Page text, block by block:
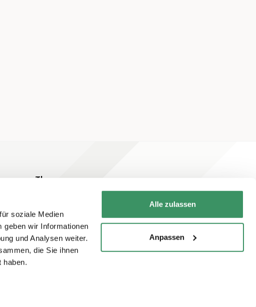
soziale Medien
geben wir Informationen
und Analysen weiter.
die Sie ihnen
haben.
Alle zulassen
Anpassen
Themen